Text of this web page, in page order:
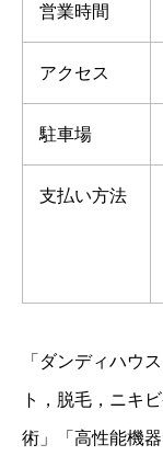
営業時間
アクセス
駐車場
支払い方法
「ダンディハウ
ト，脱毛，ニキ
術」「高性能機